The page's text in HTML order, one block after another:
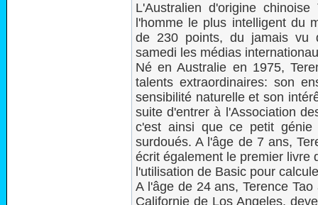
L'Australien d'origine
l'homme le plus intelligent du
de 230 points, du jamais vu
samedi les médias
Né en Australie en 1975,
talents extraordinaires: son
sensibilité naturelle et son
suite d'entrer à l'Association
c'est ainsi que ce petit génie
surdoués. A l'âge de 7 ans,
écrit également le premier livre
l'utilisation de Basic pour
A l'âge de 24 ans, Terence
Californie de Los Angeles,